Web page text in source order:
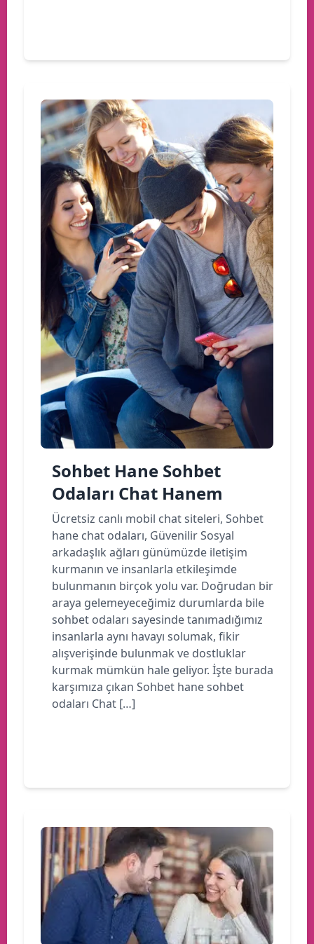
Sohbet Hane Sohbet
Odaları Chat Hanem
Ücretsiz canlı mobil chat siteleri, Sohbet
hane chat odaları, Güvenilir Sosyal
arkadaşlık ağları günümüzde iletişim
kurmanın ve insanlarla etkileşimde
bulunmanın birçok yolu var. Doğrudan bir
araya gelemeyeceğimiz durumlarda bile
sohbet odaları sayesinde tanımadığımız
insanlarla aynı havayı solumak, fikir
alışverişinde bulunmak ve dostluklar
kurmak mümkün hale geliyor. İşte burada
karşımıza çıkan Sohbet hane sohbet
odaları Chat […]